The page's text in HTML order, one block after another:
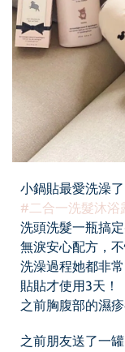
小鍋貼最愛洗澡
#二合一洗髮沐浴
洗頭洗髮一瓶搞
無淚安心配方，
洗澡過程她都非
貼貼才使用3天！
之前胸腹部的濕
之前朋友送了一罐